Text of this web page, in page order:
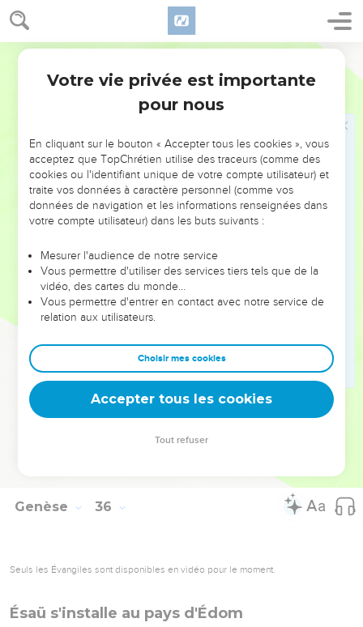
Genèse 35
20 Jacob dresse une pierre sur sa tombe. C’est la pierre de la
tombe de Rachel. Elle existe encore aujourd’hui.
Jacob part et il va dresser sa tente au-delà de Migdal-Éder.
avec Bila, femme de deuxième rang de son père. Jacob
Léa lui a donné Ruben, l’aîné de Jacob, Siméon, Lévi,
Juda, Issakar et Zabulon.
Rachel lui a donné Joseph et Benjamin.
Bila, la servante de Rachel, lui a donné Dan et Neftali.
Zilpa, la servante de Léa, lui a donné Gad et Asser. Voilà
les fils de Jacob qui sont nés en Mésopotamie.
Jacob arrive chez son père Isaac, à Mamré, près de
Quiriath-Arba. Cette ville s’appelle maintenant Hébron.
Isaac a 180 ans
quand il meurt. Il rejoint donc ses ancêtres après une
longue vieillesse. Ses fils Ésaü et Jacob l’enterrent.
© Société biblique française – Bibli’O, 2000, avec autorisation. Pour vous procurer
Genèse 36
Seuls les Évangiles sont disponibles en vidéo pour le moment.
Ésaü s'installe au pays d'Édom
Votre vie privée est importante
pour nous
En cliquant sur le bouton « Accepter tous les cookies », vous
acceptez que TopChrétien utilise des traceurs (comme des
cookies ou l'identifiant unique de votre compte utilisateur) et
traite vos données à caractère personnel (comme vos
données de navigation et les informations renseignées dans
votre compte utilisateur) dans les buts suivants :
Mesurer l'audience de notre service
Vous permettre d'utiliser des services tiers tels que de la
vidéo, des cartes du monde…
Vous permettre d'entrer en contact avec notre service de
relation aux utilisateurs.
Choisir mes cookies
Accepter tous les cookies
Tout refuser